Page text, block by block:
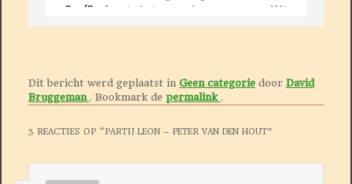
Dit bericht werd geplaatst in Geen categoriedoor David
Bruggeman . Bookmark de permalink .
3 REACTIES OP “PARTIJ LEON – PETER VAN DEN HOUT”